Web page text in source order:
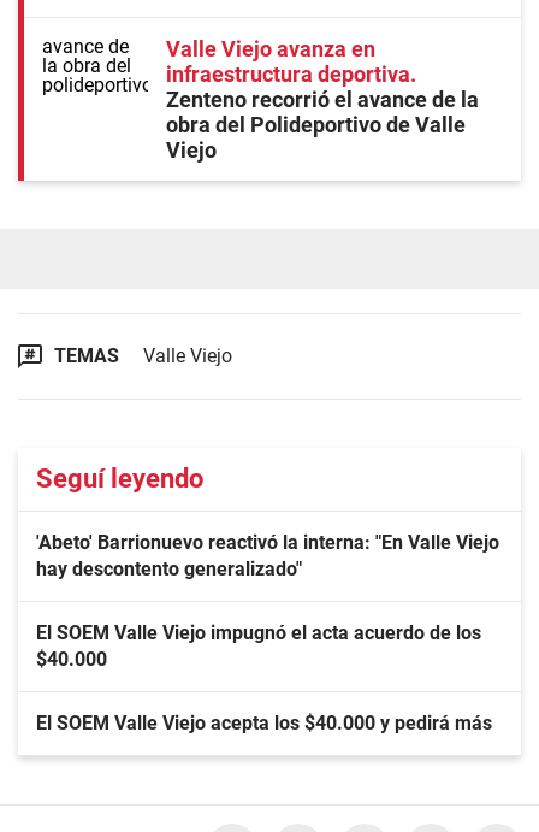
Valle Viejo avanza en
infraestructura deportiva
Zenteno recorrió el avance de la
obra del Polideportivo de Valle
Viejo
TEMAS Valle Viejo
Seguí leyendo
'Abeto' Barrionuevo reactivó la interna: "En Valle Viejo
hay descontento generalizado"
El SOEM Valle Viejo impugnó el acta acuerdo de los
$40.000
El SOEM Valle Viejo acepta los $40.000 y pedirá más